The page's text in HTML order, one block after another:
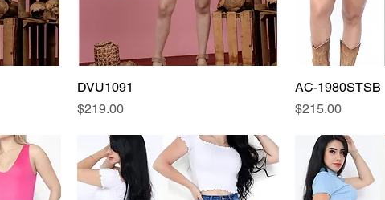
DVU1091
Precio
$219.00
AC-1980STSB
Precio
$215.00